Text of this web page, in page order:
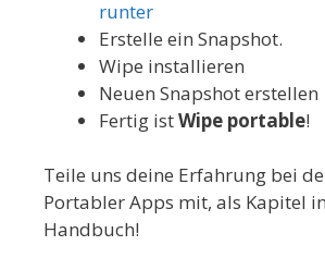
runter
Erstelle ein Snapshot.
Wipe installieren
Neuen Snapshot erstellen
Fertig istWipe portable!
Teile uns deine Erfahrung bei
Portabler Apps mit, als Kapitel
Handbuch!